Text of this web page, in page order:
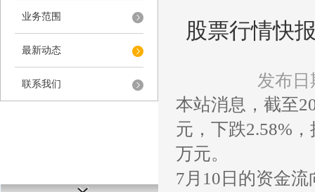
业务范围
最新动态
联系我们
股票行情快
发布日
本站消息，截至
元，下跌2.58%
万元。
7月10日的资金